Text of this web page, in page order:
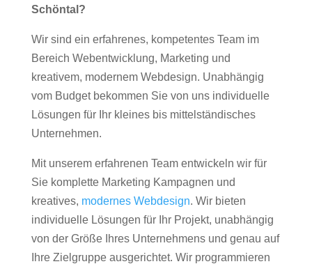
Schöntal?
Wir sind ein erfahrenes, kompetentes Team im
Bereich Webentwicklung, Marketing und
kreativem, modernem Webdesign. Unabhängig
vom Budget bekommen Sie von uns individuelle
Lösungen für Ihr kleines bis mittelständisches
Unternehmen.
Mit unserem erfahrenen Team entwickeln wir für
Sie komplette Marketing Kampagnen und
kreatives, modernes Webdesign. Wir bieten
individuelle Lösungen für Ihr Projekt, unabhängig
von der Größe Ihres Unternehmens und genau auf
Ihre Zielgruppe ausgerichtet. Wir programmieren